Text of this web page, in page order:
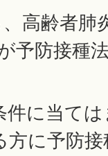
高齢者肺
予防接種
件に当て
に予防